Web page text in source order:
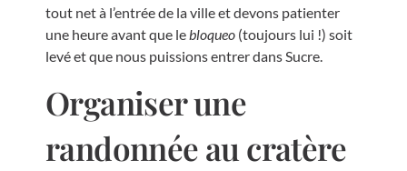
tout net à l’entrée de la ville et devons patienter
une heure avant que le bloqueo (toujours lui !) soit
levé et que nous puissions entrer dans Sucre.
Organiser une
randonnée au cratère